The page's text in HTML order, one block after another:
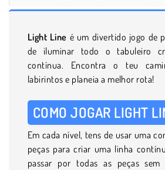
Light Line é um divertido jogo de
de iluminar todo o tabuleiro
contínua. Encontra o teu
labirintos e planeia a melhor rota!
COMO JOGAR LIGHT
Em cada nível, tens de usar uma
peças para criar uma linha
passar por todas as peças sem